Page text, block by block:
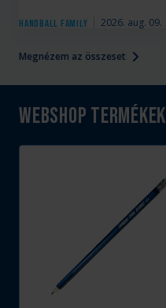
Megnézem az összeset
Handball Family 2026. aug. 09.
Webshop termékek